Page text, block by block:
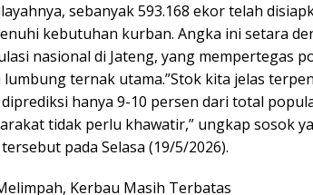
sebanyak 593.168 ekor telah
kebutuhan kurban. Angka ini setara
nasional di Jateng, yang mempertegas
ternak utama.”Stok kita jelas
hanya 9-10 persen dari total
tidak perlu khawatir,” ungkap sosok
pada Selasa (19/5/2026).
Kerbau Masih Terbatas